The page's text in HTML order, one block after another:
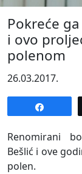
Pokreće
i ovo
polenom
26.03.2017.
Renomirani
Bešlić i ove
polen.